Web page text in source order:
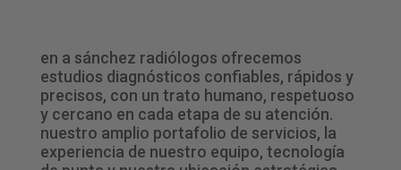
en a sánchez radiólogos ofrecemos
estudios diagnósticos confiables, rápidos y
precisos, con un trato humano, respetuoso
y cercano en cada etapa de su atención.
nuestro amplio portafolio de servicios, la
experiencia de nuestro equipo, tecnología